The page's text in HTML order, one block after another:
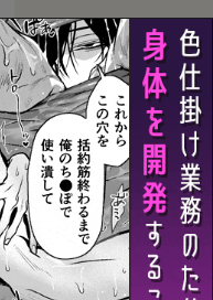
にゃいとカフェへようこ
そ～In summer～
お気に入り